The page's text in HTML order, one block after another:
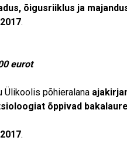
õigusriiklus ja
.
eurot
Ülikoolis põhieralana
õppivad
.